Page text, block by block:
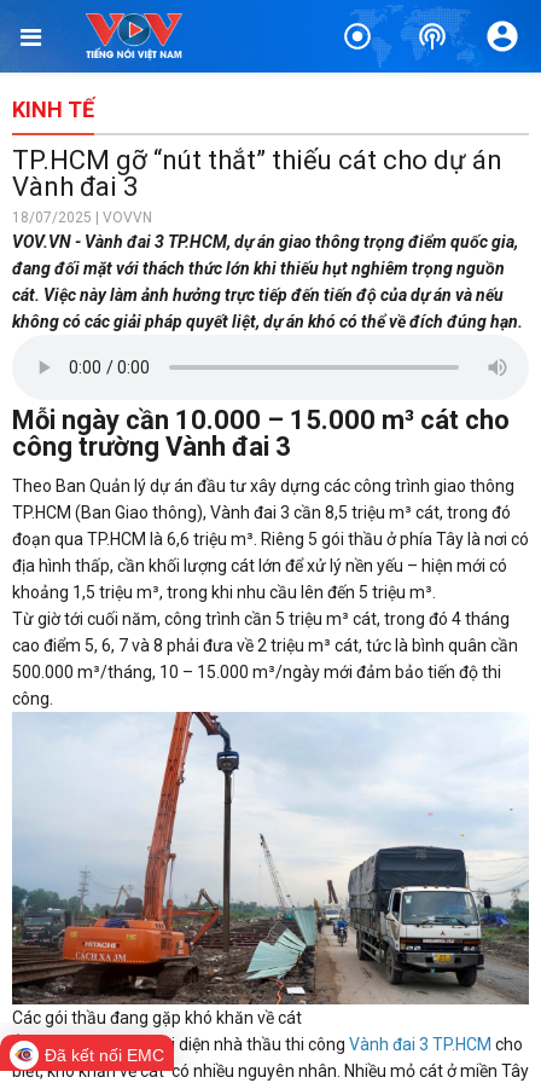
KINH TẾ
TP.HCM gỡ “nút thắt” thiếu cát cho dự án
Vành đai 3
18/07/2025 | VOVVN
VOV.VN - Vành đai 3 TP.HCM, dự án giao thông trọng điểm quốc gia,
đang đối mặt với thách thức lớn khi thiếu hụt nghiêm trọng nguồn
cát. Việc này làm ảnh hưởng trực tiếp đến tiến độ của dự án và nếu
không có các giải pháp quyết liệt, dự án khó có thể về đích đúng hạn.
Mỗi ngày cần 10.000 – 15.000 m³ cát cho
công trường Vành đai 3
Theo Ban Quản lý dự án đầu tư xây dựng các công trình giao thông
TP.HCM (Ban Giao thông), Vành đai 3 cần 8,5 triệu m³ cát, trong đó
đoạn qua TP.HCM là 6,6 triệu m³. Riêng 5 gói thầu ở phía Tây là nơi có
địa hình thấp, cần khối lượng cát lớn để xử lý nền yếu – hiện mới có
khoảng 1,5 triệu m³, trong khi nhu cầu lên đến 5 triệu m³.
Từ giờ tới cuối năm, công trình cần 5 triệu m³ cát, trong đó 4 tháng
cao điểm 5, 6, 7 và 8 phải đưa về 2 triệu m³ cát, tức là bình quân cần
500.000 m³/tháng, 10 – 15.000 m³/ngày mới đảm bảo tiến độ thi
công.
Các gói thầu đang gặp khó khăn về cát
Ông Ngô Văn Sơn, đại diện nhà thầu thi công Vành đai 3 TP.HCM cho
biết, khó khăn về cát có nhiều nguyên nhân. Nhiều mỏ cát ở miền Tây
Đã kết nối EMC